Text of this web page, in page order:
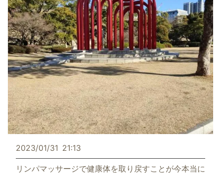
2023/01/31 21:13
リンパマッサージで健康体を取り戻すことが今本当に